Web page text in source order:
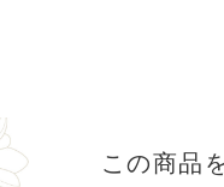
この商品